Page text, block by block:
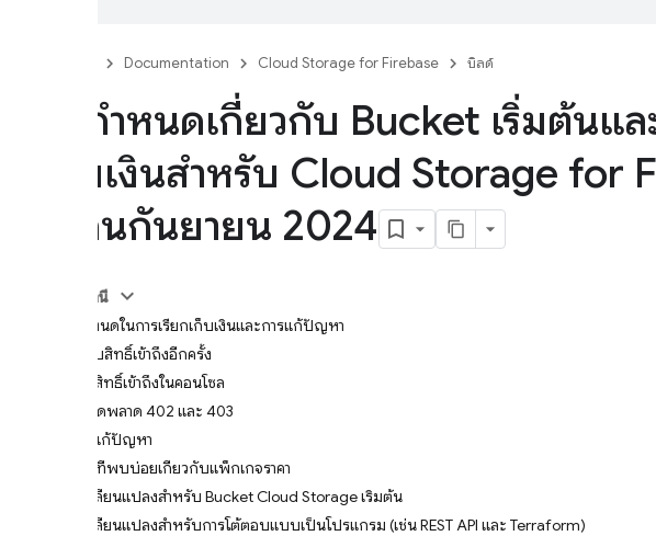
Documentation Cloud Storage for Firebase บิลด์
ข้อกำหนดเกี่ยวกับ Bucket เริ่มต้นแล
เก็บเงินสำหรับ Cloud Storage for
เดือนกันยายน 2024
ในหน้านี้
ข้อกำหนดในการเรียกเก็บเงินและการแก้ปัญหา
วิธีรับสิทธิ์เข้าถึงอีกครั้ง
ไม่มีสิทธิ์เข้าถึงในคอนโซล
ข้อผิดพลาด 402 และ 403
การแก้ปัญหา
คำถามที่พบบ่อยเกี่ยวกับแพ็กเกจราคา
การเปลี่ยนแปลงสำหรับ Bucket Cloud Storage เริ่มต้น
การเปลี่ยนแปลงสำหรับการโต้ตอบแบบเป็นโปรแกรม (เช่น REST API และ Terraform)